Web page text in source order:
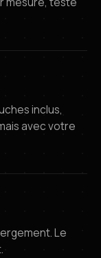
lidez
inclus,
avec votre
Le